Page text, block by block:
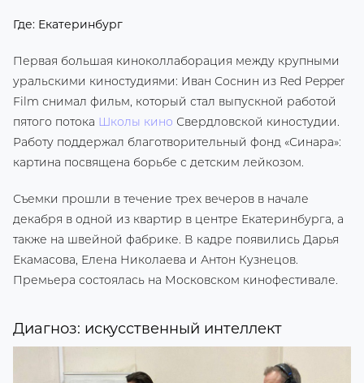
Где: Екатеринбург
Первая большая киноколлаборация между крупными
уральскими киностудиями: Иван Соснин из Red Pepper
Film снимал фильм, который стал выпускной работой
пятого потока Школы кино Свердловской киностудии.
Работу поддержал благотворительный фонд «Синара»:
картина посвящена борьбе с детским лейкозом.
Съемки прошли в течение трех вечеров в начале
декабря в одной из квартир в центре Екатеринбурга, а
также на швейной фабрике. В кадре появились Дарья
Екамасова, Елена Николаева и Антон Кузнецов.
Премьера состоялась на Московском кинофестивале.
Диагноз: искусственный интеллект